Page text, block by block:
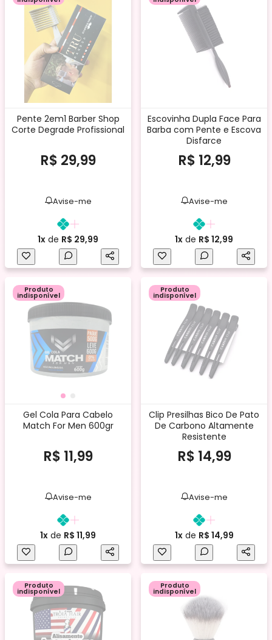
Pente 2em1 Barber Shop
Corte Degrade Profissional
R$ 29,99
Avise-me
1x de R$ 29,99
Escovinha Dupla Face Para
Barba com Pente e Escova
Disfarce
R$ 12,99
Avise-me
1x de R$ 12,99
Produto
indisponível
Gel Cola Para Cabelo
Match For Men 600gr
R$ 11,99
Avise-me
1x de R$ 11,99
Produto
indisponível
Clip Presilhas Bico De Pato
De Carbono Altamente
Resistente
R$ 14,99
Avise-me
1xde R$ 14,99
Produto
indisponível
Produto
indisponível